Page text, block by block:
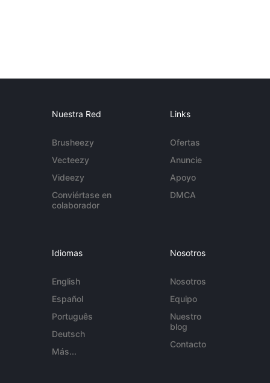
Nuestra Red
Brusheezy
Vecteezy
Videezy
Conviértase en
colaborador
Links
Ofertas
Anuncie
Apoyo
DMCA
Idiomas
English
Español
Português
Deutsch
Más...
Nosotros
Nosotros
Equipo
Nuestro
blog
Contacto